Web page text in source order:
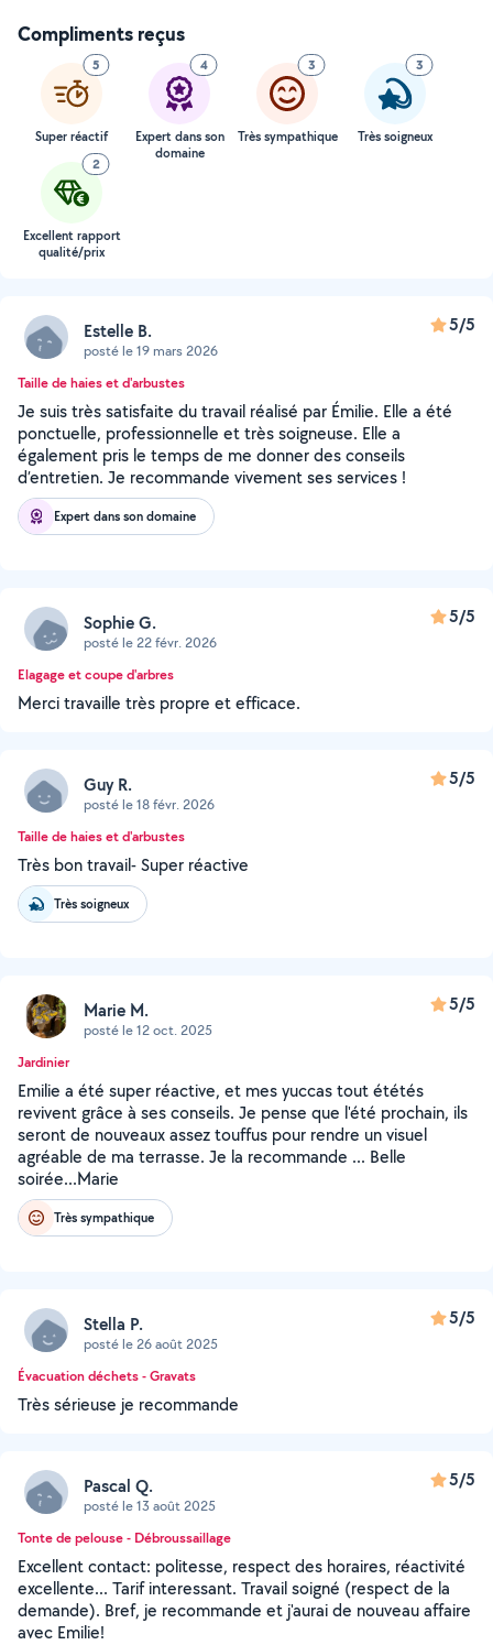
Compliments reçus
5
Super réactif
4
Expert dans son
domaine
3
Très sympathique
3
Très soigneux
2
Excellent rapport
qualité/prix
Estelle B.
posté le 19 mars 2026
5/5
Taille de haies et d'arbustes
Je suis très satisfaite du travail réalisé par Émilie. Elle a été
ponctuelle, professionnelle et très soigneuse. Elle a
également pris le temps de me donner des conseils
d’entretien. Je recommande vivement ses services !
Expert dans son domaine
Sophie G.
posté le 22 févr. 2026
5/5
Elagage et coupe d'arbres
Merci travaille très propre et efficace.
Guy R.
posté le 18 févr. 2026
5/5
Taille de haies et d'arbustes
Très bon travail- Super réactive
Très soigneux
Marie M.
posté le 12 oct. 2025
5/5
Jardinier
Emilie a été super réactive, et mes yuccas tout ététés
revivent grâce à ses conseils. Je pense que l'été prochain, ils
seront de nouveaux assez touffus pour rendre un visuel
agréable de ma terrasse. Je la recommande ... Belle
soirée...Marie
Très sympathique
Stella P.
posté le 26 août 2025
5/5
Évacuation déchets - Gravats
Très sérieuse je recommande
Pascal Q.
posté le 13 août 2025
5/5
Tonte de pelouse - Débroussaillage
Excellent contact: politesse, respect des horaires, réactivité
excellente... Tarif interessant. Travail soigné (respect de la
demande). Bref, je recommande et j'aurai de nouveau affaire
avec Emilie!